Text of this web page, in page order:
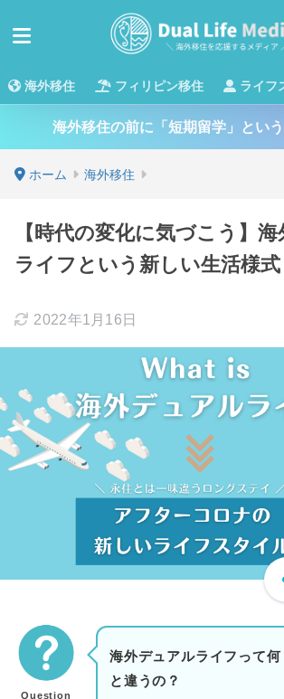
海外移住 フィリピン移住 ライフ
海外移住の前に「短期留学」とい
ホーム 海外移住
【時代の変化に気づこう】
ライフという新しい生活様式
2022年1月16日
Question
海外デュアルライフって
と違うの？